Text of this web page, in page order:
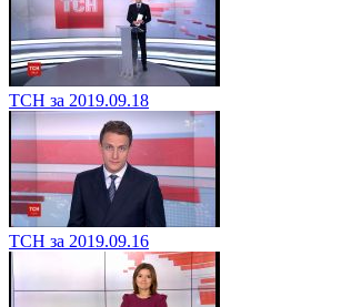
ТСН за 2019.09.18
ТСН за 2019.09.16